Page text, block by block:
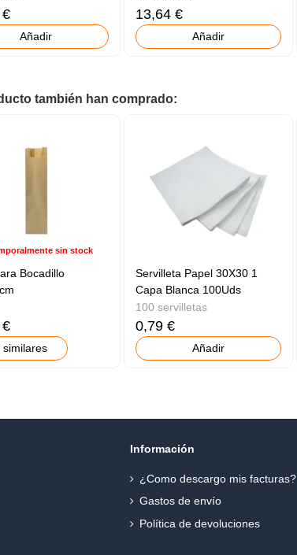
Añadir
13,64 €
Añadir
también han comprado:
sin stock
Bocadillo
similares
Servilleta Papel 30X30 1
Capa Blanca 100Uds
100 servilletas
0,79 €
Añadir
Información
¿Como descargo mis facturas?
Gastos de envío
Política de devoluciones